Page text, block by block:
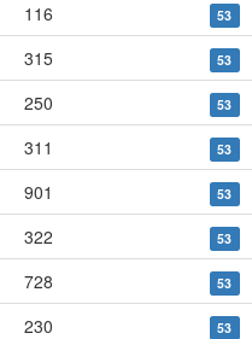
116 53
315 53
250 53
311 53
901 53
322 53
728 53
230 53